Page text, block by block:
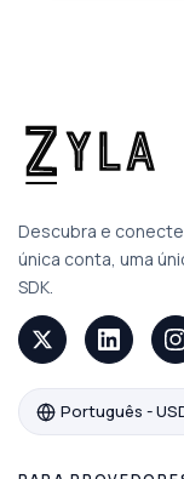
Descubra e
única conta, uma
SDK.
Português -